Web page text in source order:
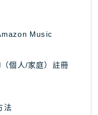
Music
個人/家庭）註冊
法